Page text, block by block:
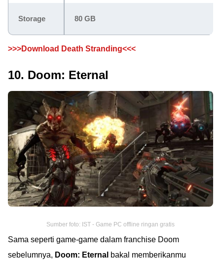
Storage 80 GB
>>>Download Death Stranding<<<
10. Doom: Eternal
Sumber foto: IST - Game PC offline ringan gratis
Sama seperti game-game dalam franchise Doom
sebelumnya, Doom: Eternal bakal memberikanmu